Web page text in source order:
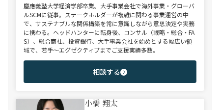
慶應義塾大学経済学部卒業。大手事業会社で海外事業・グローバ
ルSCMに従事。ステークホルダーが複雑に関わる事業運営の中
で、サステナブルな関係構築を常に意識しながら意思決定や実務
に携わる。ヘッドハンターに転身後、コンサル（戦略・総合・FA
S）、総合商社、投資銀行、大手事業会社を始めとする幅広い領
域で、若手～エグゼクティブまでご支援実績多数。
相談する
小橋 翔太